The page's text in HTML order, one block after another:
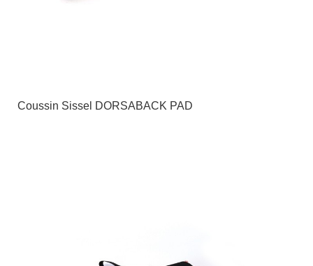
Coussin Sissel DORSABACK PAD